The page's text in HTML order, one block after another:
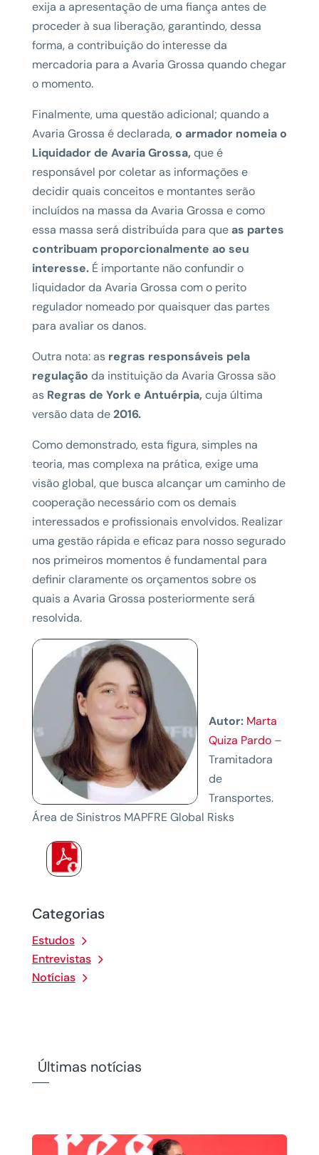
Categorias
Estudos
Entrevistas
Notícias
exija a apresentação de uma fiança antes de
proceder à sua liberação, garantindo, dessa
forma, a contribuição do interesse da
mercadoria para a Avaria Grossa quando chegar
o momento.
Finalmente, uma questão adicional; quando a
Avaria Grossa é declarada,o armador nomeia o
Liquidador de Avaria Grossa, que é
responsável por coletar as informações e
decidir quais conceitos e montantes serão
incluídos na massa da Avaria Grossa e como
essa massa será distribuída para que as partes
contribuam proporcionalmente ao seu
interesse.É importante não confundir o
liquidador da Avaria Grossa com o perito
regulador nomeado por quaisquer das partes
para avaliar os danos.
Outra nota: as regras responsáveis pela
regulação da instituição da Avaria Grossa são
as Regras de York e Antuérpia, cuja última
versão data de2016.
Como demonstrado, esta figura, simples na
teoria, mas complexa na prática, exige uma
visão global, que busca alcançar um caminho de
cooperação necessário com os demais
interessados e profissionais envolvidos. Realizar
uma gestão rápida e eficaz para nosso segurado
nos primeiros momentos é fundamental para
definir claramente os orçamentos sobre os
quais a Avaria Grossa posteriormente será
resolvida.
Autor: Marta
Quiza Pardo–
Tramitadora
de
Transportes.
Área de Sinistros MAPFRE Global Risks
Últimas notícias